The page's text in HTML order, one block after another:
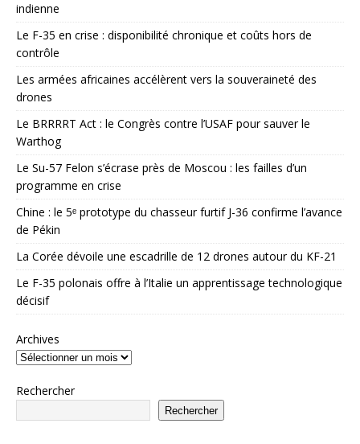
indienne
Le F-35 en crise : disponibilité chronique et coûts hors de
contrôle
Les armées africaines accélèrent vers la souveraineté des
drones
Le BRRRRT Act : le Congrès contre l’USAF pour sauver le
Warthog
Le Su-57 Felon s’écrase près de Moscou : les failles d’un
programme en crise
Chine : le 5ᵉ prototype du chasseur furtif J-36 confirme l’avance
de Pékin
La Corée dévoile une escadrille de 12 drones autour du KF-21
Le F-35 polonais offre à l’Italie un apprentissage technologique
décisif
Archives
Rechercher
Rechercher